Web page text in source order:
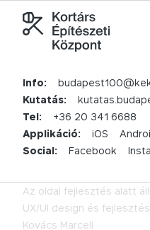
Info:
Kutatás:
Tel:
+36 20 341 6688
Applikáció:
iOS
Social:
Facebook
Az oldal fejlesztés alatt áll.
UX/UI design és
Kovács Marcell